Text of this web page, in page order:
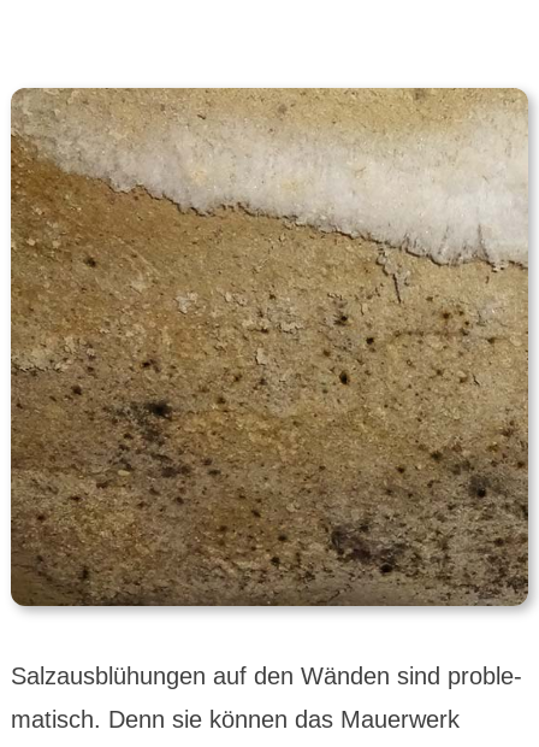
Salz­aus­blü­hungen auf den Wänden sind proble­
matisch. Denn sie können das Mauer­werk